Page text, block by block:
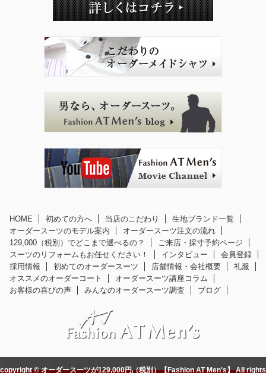
HOME 初めての方へ 当店のこだわり
生地ブランド一覧
オーダースーツのモデル案内
オーダースーツ注文の流れ
129,000（税別）でどこまで選べるの？
ご来店・採寸予約ページ
スーツのリフォームもお任せください！
インタビュー
会員登録
採用情報
初めてのオーダースーツ 店舗情報・会社概要
礼服
オススメのオーダーコート
オーダースーツ講座コラム
お客様の喜びの声
みんなのオーダースーツ調査 ブログ
copyright © オーダースーツが129,000円（税別）【Fashion AT Men's】 All rights